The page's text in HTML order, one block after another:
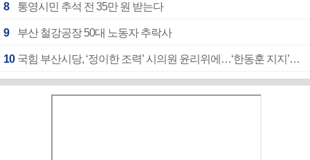
8 통영시민 추석 전 35만 원 받는다
9 부산 철강공장 50대 노동자 추락사
10 국힘 부산시당, ‘정이한 조력’ 시의원 윤리위에…‘한동훈 지지’도 신고접수